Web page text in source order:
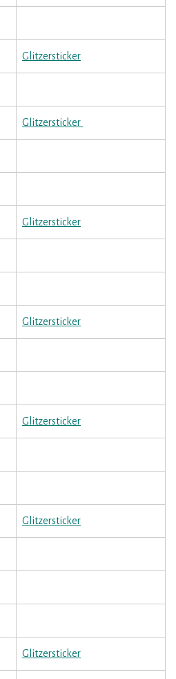
Glitzersticker
Glitzersticker
Glitzersticker
Glitzersticker
Glitzersticker
Glitzersticker
Glitzersticker